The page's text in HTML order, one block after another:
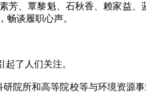
、覃黎魁、石秋香、赖家益、
畅谈履职心声。
了人们关注。
所和高等院校等与环境资源